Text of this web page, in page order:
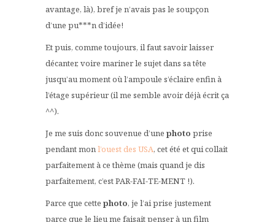
avantage, là), bref je n’avais pas le soupçon
d’une pu***n d’idée!
Et puis, comme toujours, il faut savoir laisser
décanter, voire mariner le sujet dans sa tête
jusqu’au moment où l’ampoule s’éclaire enfin à
l’étage supérieur (il me semble avoir déjà écrit ça
^^).
Je me suis donc souvenue d’une photo prise
pendant monl’ouest des USA, cet été et qui collait
parfaitement à ce thème (mais quand je dis
parfaitement, c’est PAR-FAI-TE-MENT !).
Parce que cette photo, je l’ai prise justement
parce que le lieu me faisait penser à un film